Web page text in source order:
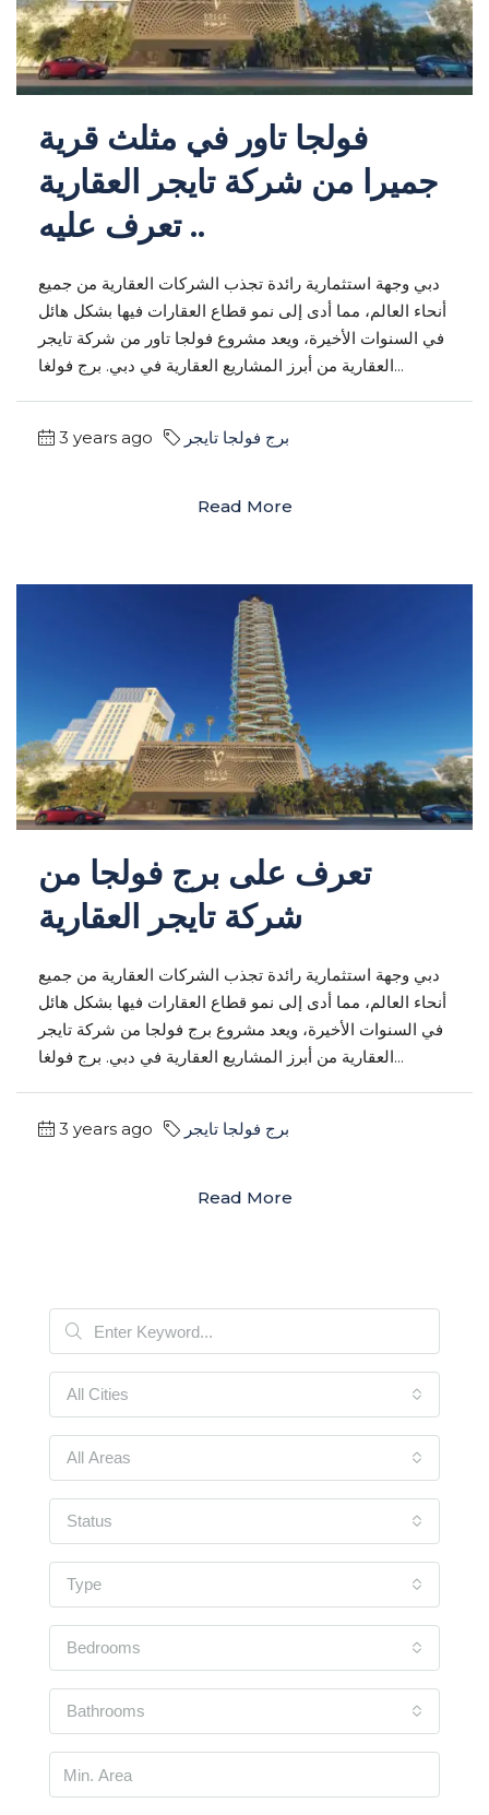
فولجا تاور في مثلث قرية
جميرا من شركة تايجر العقارية
.. تعرف عليه
دبي وجهة استثمارية رائدة تجذب الشركات العقارية من جميع
أنحاء العالم، مما أدى إلى نمو قطاع العقارات فيها بشكل هائل
في السنوات الأخيرة، ويعد مشروع فولجا تاور من شركة تايجر
العقارية من أبرز المشاريع العقارية في دبي. برج فولغا...
3 years ago برج فولجا تايجر
Read More
تعرف على برج فولجا من
شركة تايجر العقارية
دبي وجهة استثمارية رائدة تجذب الشركات العقارية من جميع
أنحاء العالم، مما أدى إلى نمو قطاع العقارات فيها بشكل هائل
في السنوات الأخيرة، ويعد مشروع برج فولجا من شركة تايجر
العقارية من أبرز المشاريع العقارية في دبي. برج فولغا...
3 years ago برج فولجا تايجر
Read More
All Cities
All Areas
Status
Type
Bedrooms
Bathrooms